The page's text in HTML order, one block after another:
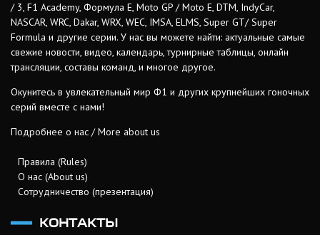
/ 3, F1 Academy, Формула Е, Moto GP / Moto E, DTM, IndyCar,
NASCAR, WRC, Dakar, WRX, WEC, IMSA, ELMS, Super GT/ Super
Formula и другие серии. У нас вы можете найти: актуальные самые
свежие новости, видео, календарь, турнирные таблицы, онлайн
трансляции, составы команд, и многое другое.
Окунитесь в увлекательный мир Ф1 и других крупнейших гоночных
серий вместе с нами!
Подробнее о нас / More about us
Правила (Rules)
О нас (About us)
Сотрудничество (презентация)
КОНТАКТЫ